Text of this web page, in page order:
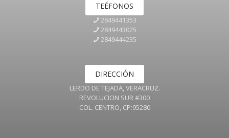
TEÉFONOS
2849441353
2849443025
2849444235
DIRECCIÓN
LERDO DE TEJADA, VERACRUZ.
REVOLUCION SUR #300
COL. CENTRO, CP:95280